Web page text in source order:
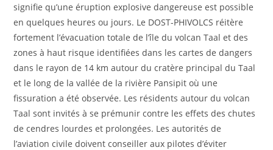
signifie qu’une éruption explosive dangereuse est possible
en quelques heures ou jours. Le DOST-PHIVOLCS réitère
fortement l’évacuation totale de l’île du volcan Taal et des
zones à haut risque identifiées dans les cartes de dangers
dans le rayon de 14 km autour du cratère principal du Taal
et le long de la vallée de la rivière Pansipit où une
fissuration a été observée. Les résidents autour du volcan
Taal sont invités à se prémunir contre les effets des chutes
de cendres lourdes et prolongées. Les autorités de
l’aviation civile doivent conseiller aux pilotes d’éviter